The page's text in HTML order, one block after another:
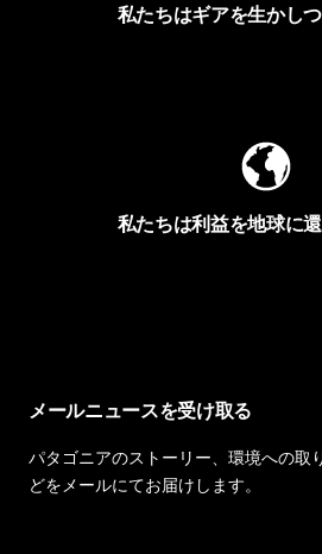
私たちはギアを生かしつ
私たちは利益を地球に還
メールニュースを受け取る
パタゴニアのストーリー、環境への取
どをメールにてお届けします。